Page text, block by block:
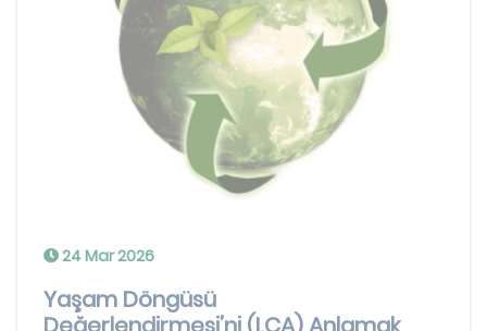
24 Mar 2026
Yaşam Döngüsü